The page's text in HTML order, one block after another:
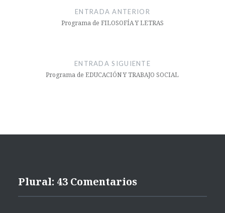
ENTRADA ANTERIOR
Programa de FILOSOFÍA Y LETRAS
ENTRADA SIGUIENTE
Programa de EDUCACIÓN Y TRABAJO SOCIAL
Plural: 43 Comentarios